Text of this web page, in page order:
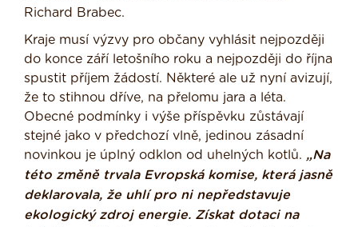
Richard Brabec.
Kraje musí výzvy pro občany vyhlásit nejpozději
do konce září letošního roku a nejpozději do října
spustit příjem žádostí. Některé ale už nyní avizují,
že to stihnou dříve, na přelomu jara a léta.
Obecné podmínky i výše příspěvku zůstávají
stejné jako v předchozí vlně, jedinou zásadní
novinkou je úplný odklon od uhelných kotlů. „Na
této změně trvala Evropská komise, která jasně
deklarovala, že uhlí pro ni nepředstavuje
ekologický zdroj energie. Získat dotaci na